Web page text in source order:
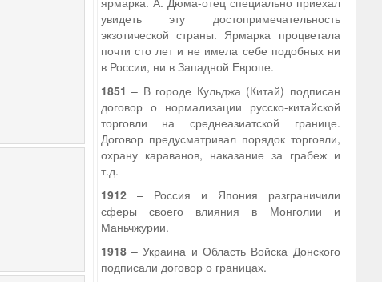
увидеть эту достопримечательность
экзотической страны. Ярмарка процветала
почти сто лет и не имела себе подобных ни
в России, ни в Западной Европе.
1851 – В городе Кульджа (Китай) подписан
договор о нормализации русско-китайской
торговли на среднеазиатской границе.
Договор предусматривал порядок торговли,
охрану караванов, наказание за грабеж и
т.д.
1912– Россия и Япония разграничили
сферы своего влияния в Монголии и
Маньчжурии.
1918– Украина и Область Войска Донского
подписали договор о границах.